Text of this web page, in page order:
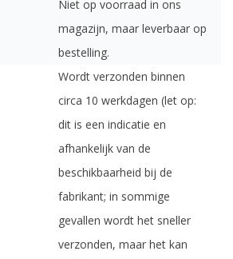
Niet op voorraad in ons
magazijn, maar leverbaar op
bestelling.
Wordt verzonden binnen
circa 10 werkdagen (let op:
dit is een indicatie en
afhankelijk van de
beschikbaarheid bij de
fabrikant; in sommige
gevallen wordt het sneller
verzonden, maar het kan